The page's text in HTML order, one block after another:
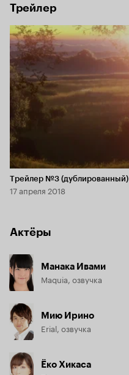
Трейлер
Длительность 2 мин
Трейлер №3 (дублированный)
17 апреля 2018
Актёры
Манака Ивами
Maquia, озвучка
Мию Ирино
Erial, озвучка
Ёко Хикаса